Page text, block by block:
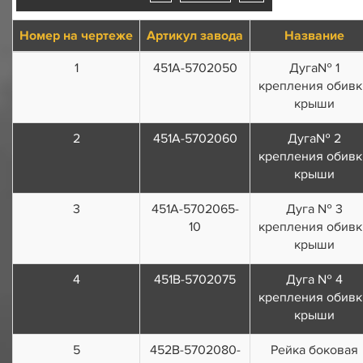
Номер на чертеже Артикул завода
Название
1
451А-5702050
Дуга№ 1
крепления
крыши
2 451А-5702060
Дуга№ 2
крепления
крыши
3
451А-5702065-
10
Дуга № 3
крепления
крыши
4 451В-5702075
Дуга № 4
крепления
крыши
5
452В-5702080-
Рейка боковая